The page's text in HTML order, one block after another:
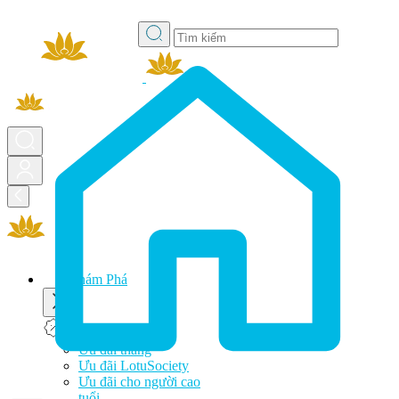
Khám Phá
Ưu đãi tháng
Ưu đãi LotuSociety
Ưu đãi cho người cao